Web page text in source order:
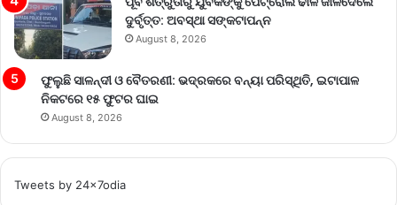
ଦୁର୍ବୃତ୍ତ: ଅବସ୍ଥା ସଙ୍କଟାପନ୍ନ
August 8, 2026
ଫୁଲୁଛି ସାଳନ୍ଦୀ ଓ ବୈତରଣୀ: ଭଦ୍ରକରେ ବନ୍ୟା ପରିସ୍ଥିତି, ଇଟାପାଳ
ନିକଟରେ ୧୫ ଫୁଟର ଘାଇ
August 8, 2026
Tweets by 24x7odia